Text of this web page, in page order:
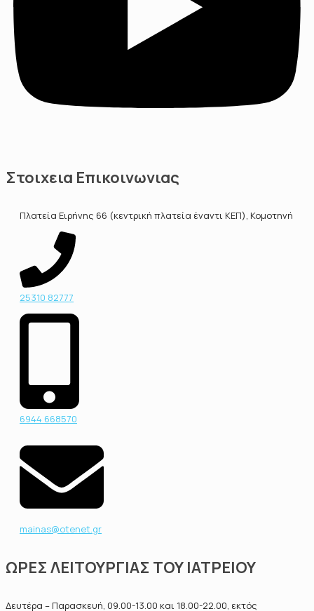
Στοιχεια Επικοινωνιας
Πλατεία Ειρήνης 66 (κεντρική πλατεία έναντι ΚΕΠ), Κομοτηνή
25310 82777
6944 668570
mainas@otenet.gr
ΩΡΕΣ ΛΕΙΤΟΥΡΓΙΑΣ ΤΟΥ ΙΑΤΡΕΙΟΥ
Δευτέρα – Παρασκευή, 09.00-13.00 και 18.00-22.00, εκτός